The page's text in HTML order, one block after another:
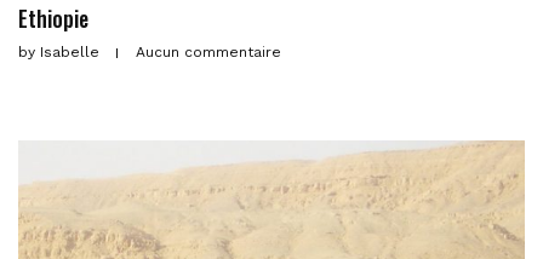
Ethiopie
by Isabelle Aucun commentaire